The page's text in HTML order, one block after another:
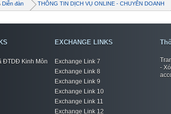
Diễn đàn THÔNG TIN DỊCH VỤ ONLINE - CHUYÊN DOANH
ĐTDĐ Kinh Môn
EXCHANGE LINKS
Exchange Link 7
Exchange Link 8
Exchange Link 9
Exchange Link 10
Exchange Link 11
Exchange Link 12
-